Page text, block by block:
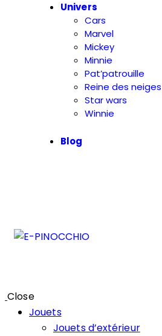
Univers
Cars
Marvel
Mickey
Minnie
Pat’patrouille
Reine des neiges
Star wars
Winnie
Blog
Close
Jouets
Jouets d’extérieur